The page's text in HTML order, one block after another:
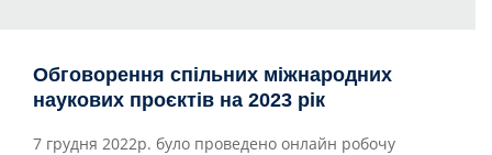
Обговорення спільних міжнародних
наукових проєктів на 2023 рік
7 грудня 2022р. було проведено онлайн робочу